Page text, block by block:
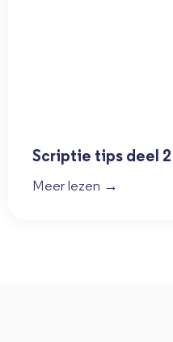
Scriptie tips deel 2
Meer lezen →